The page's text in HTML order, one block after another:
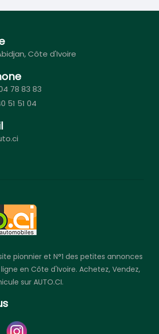
Côte d'Ivoire
78 83 83
51 51 04
pionnier et N°1 des petites annonces
en Côte d'Ivoire. Achetez, Vendez,
sur AUTO.CI.